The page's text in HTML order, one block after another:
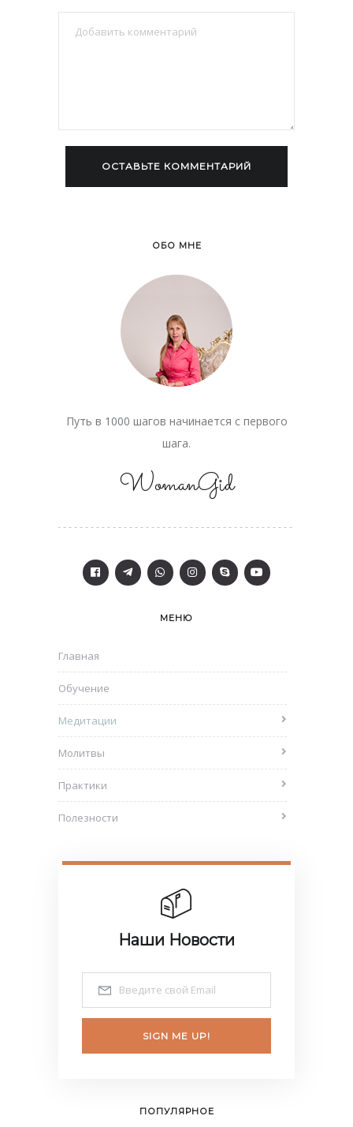
ОБО МНЕ
Путь в 1000 шагов начинается с первого
шага.
WomanGid
МЕНЮ
Главная
Обучение
Медитации
Молитвы
Практики
Полезности
Наши Новости
SIGN ME UP!
ПОПУЛЯРНОЕ